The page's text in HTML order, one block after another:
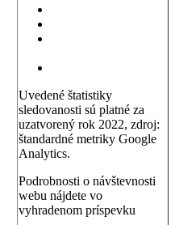
Uvedené štatistiky
sledovanosti sú platné za
uzatvorený rok 2022, zdroj:
štandardné metriky Google
Analytics.
Podrobnosti o návštevnosti
webu nájdete vo
vyhradenom príspevku